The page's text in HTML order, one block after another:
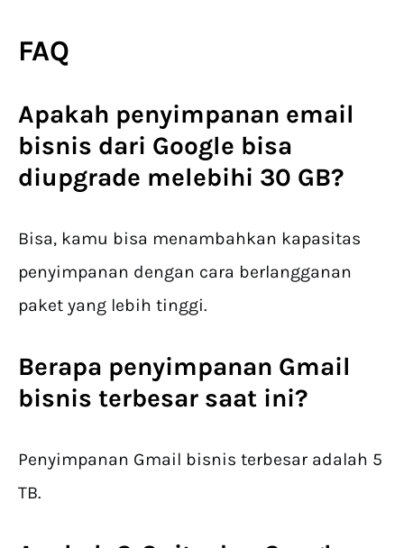
FAQ
Apakah penyimpanan email
bisnis dari Google bisa
diupgrade melebihi 30 GB?
Bisa, kamu bisa menambahkan kapasitas
penyimpanan dengan cara berlangganan
paket yang lebih tinggi.
Berapa penyimpanan Gmail
bisnis terbesar saat ini?
Penyimpanan Gmail bisnis terbesar adalah 5
TB.